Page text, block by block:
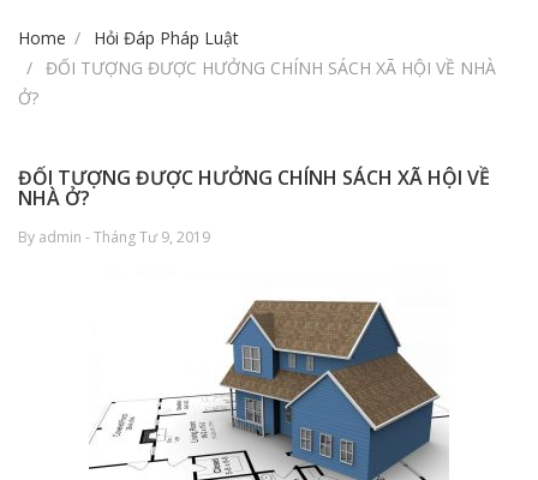
Home
Hỏi Đáp Pháp Luật
ĐỐI TƯỢNG ĐƯỢC HƯỞNG CHÍNH SÁCH XÃ HỘI VỀ NHÀ
Ở?
ĐỐI TƯỢNG ĐƯỢC HƯỞNG CHÍNH SÁCH XÃ HỘI VỀ
NHÀ Ở?
By admin - Tháng Tư 9, 2019